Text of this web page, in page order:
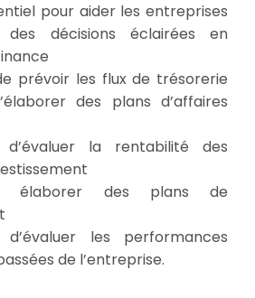
pour aider les entreprises
décisions éclairées en
prévoir les flux de trésorerie
des plans d’affaires
la rentabilité des
élaborer des plans de
les performances
de l’entreprise.